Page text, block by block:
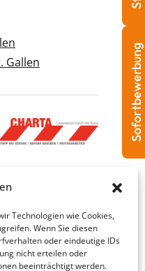
Technologien wie Cookies,
Wenn Sie diesen
oder eindeutige IDs
nicht erteilen oder
beeinträchtigt werden.
Gallen
Sofortbewerbung